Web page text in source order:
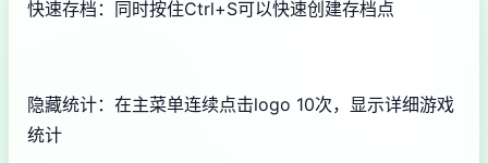
快速存档：同时按住Ctrl+S可以快速创建存档点
隐藏统计：在主菜单连续点击logo 10次，显示详细游戏
统计